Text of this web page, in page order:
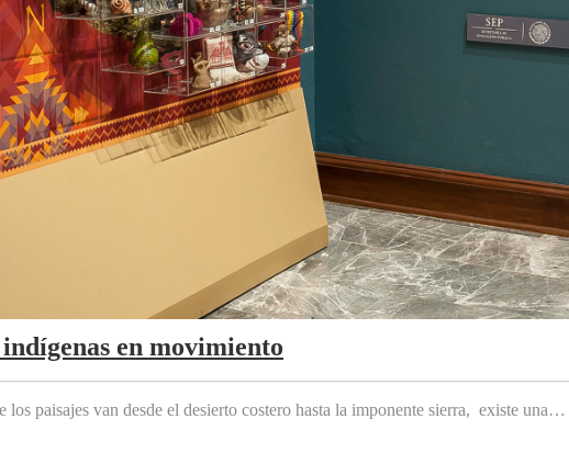
en movimiento
paisajes van desde el desierto costero hasta la imponente sierra, existe una…